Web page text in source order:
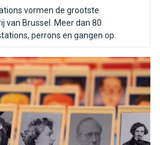
vormen de grootste
van Brussel. Meer dan 80
perrons en gangen op.